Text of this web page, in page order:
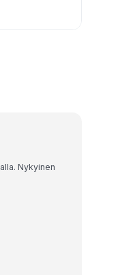
Nykyinen